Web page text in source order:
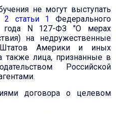
не могут выступать
2 статьи 1
Федерального
N 127-ФЗ "О мерах
на недружественные
Штатов Америки и иных
также лица, признанные в
Российской
договора о целевом